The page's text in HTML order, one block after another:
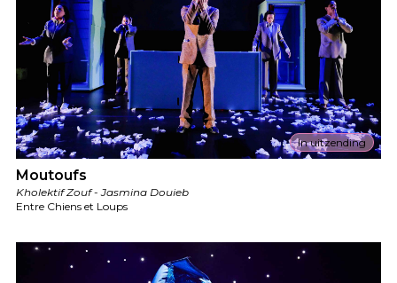
In uitzending
Moutoufs
Kholektif Zouf - Jasmina Douieb
Entre Chiens et Loups